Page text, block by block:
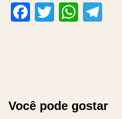
Facebook
Twitter
Você pode gostar